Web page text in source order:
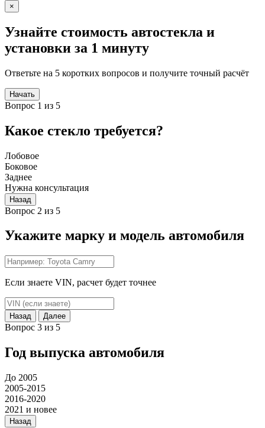
×
Узнайте стоимость автостекла и
установки за 1 минуту
Ответьте на 5 коротких вопросов и получите точный расчёт
Начать
Вопрос 1 из 5
Какое стекло требуется?
Лобовое
Боковое
Заднее
Нужна консультация
Назад
Вопрос 2 из 5
Укажите марку и модель автомобиля
Если знаете VIN, расчет будет точнее
Назад Далее
Вопрос 3 из 5
Год выпуска автомобиля
До 2005
2005-2015
2016-2020
2021 и новее
Назад